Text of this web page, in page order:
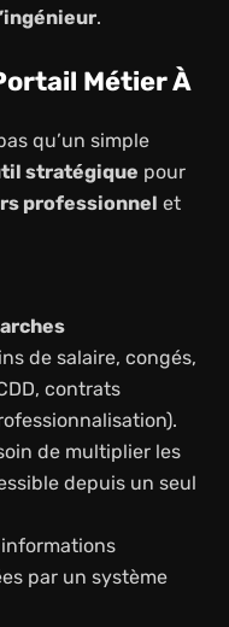
.
Métier À
qu’un simple
stratégique pour
professionnel et
de salaire, congés,
contrats
de multiplier les
depuis un seul
par un système